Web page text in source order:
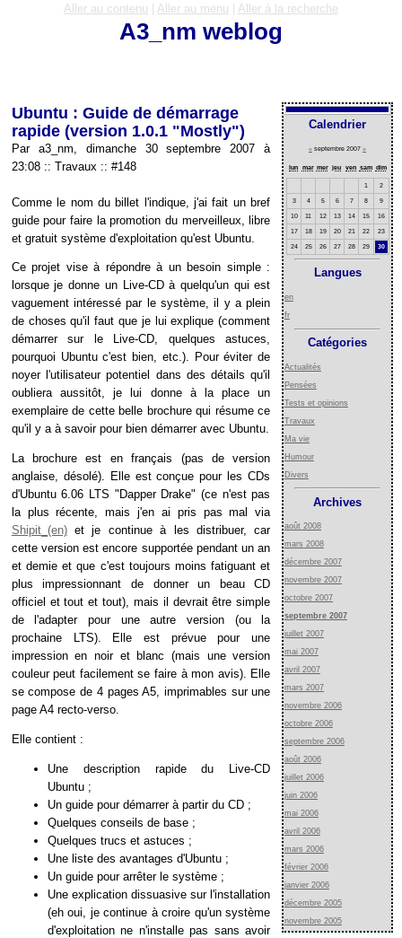
Aller au contenu Aller au menu Aller à la recherche
A3_nm weblog
Calendrier
« septembre 2007 »
lun mar mer jeu ven sam dim
1 2
3 4 5 6 7 8 9
10 11 12 13 14 15 16
17 18 19 20 21 22 23
24 25 26 27 28 29 30
Langues
en
fr
Catégories
Actualités
Pensées
Tests et opinions
Travaux
Ma vie
Humour
Divers
Archives
août 2008
mars 2008
décembre 2007
novembre 2007
octobre 2007
septembre 2007
juillet 2007
mai 2007
avril 2007
mars 2007
novembre 2006
octobre 2006
septembre 2006
août 2006
juillet 2006
juin 2006
mai 2006
avril 2006
mars 2006
février 2006
janvier 2006
décembre 2005
novembre 2005
Ubuntu : Guide de démarrage
rapide (version 1.0.1 "Mostly")
Par a3_nm, dimanche 30 septembre 2007 à
23:08 :: Travaux :: #148
Comme le nom du billet l'indique, j'ai fait un bref
guide pour faire la promotion du merveilleux, libre
et gratuit système d'exploitation qu'est Ubuntu.
Ce projet vise à répondre à un besoin simple :
lorsque je donne un Live-CD à quelqu'un qui est
vaguement intéressé par le système, il y a plein
de choses qu'il faut que je lui explique (comment
démarrer sur le Live-CD, quelques astuces,
pourquoi Ubuntu c'est bien, etc.). Pour éviter de
noyer l'utilisateur potentiel dans des détails qu'il
oubliera aussitôt, je lui donne à la place un
exemplaire de cette belle brochure qui résume ce
qu'il y a à savoir pour bien démarrer avec Ubuntu.
La brochure est en français (pas de version
anglaise, désolé). Elle est conçue pour les CDs
d'Ubuntu 6.06 LTS "Dapper Drake" (ce n'est pas
la plus récente, mais j'en ai pris pas mal via
Shipit
et je continue à les distribuer, car
cette version est encore supportée pendant un an
et demie et que c'est toujours moins fatiguant et
plus impressionnant de donner un beau CD
officiel et tout et tout), mais il devrait être simple
de l'adapter pour une autre version (ou la
prochaine LTS). Elle est prévue pour une
impression en noir et blanc (mais une version
couleur peut facilement se faire à mon avis). Elle
se compose de 4 pages A5, imprimables sur une
page A4 recto-verso.
Elle contient :
Une description rapide du Live-CD
Ubuntu ;
Un guide pour démarrer à partir du CD ;
Quelques conseils de base ;
Quelques trucs et astuces ;
Une liste des avantages d'Ubuntu ;
Un guide pour arrêter le système ;
Une explication dissuasive sur l'installation
(eh oui, je continue à croire qu'un système
d'exploitation ne n'installe pas sans avoir